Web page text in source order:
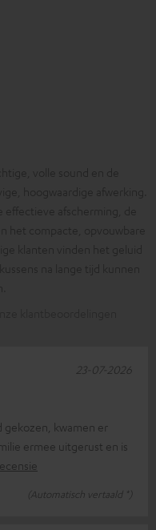
gekozen, kwamen er
ermee uitgerust en is
(Automatisch vertaald *)
23-07-2026